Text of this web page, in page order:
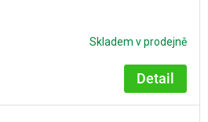
Skladem v prodejně
Detail